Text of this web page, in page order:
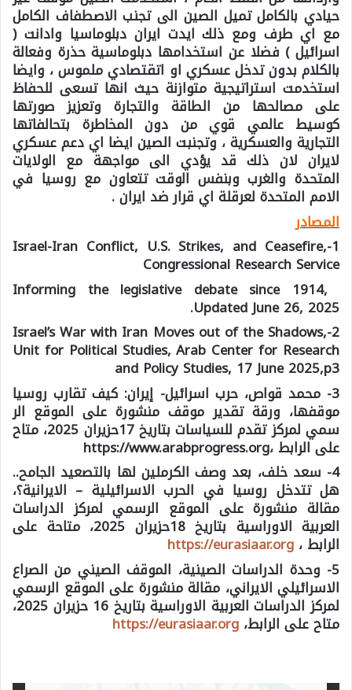
حيادي بالكامل تميل الصين الى تجنب الاصطفاف الكامل
مع اي طرف ومع ذلك ايدت ايران دبلوماسيا وادانت (
اسرائيل ) فضلا عن استخدامها دبلوماسية حذرة وفعالة
بالكلام بدون تدخل عسكري او اتقتصادي ملموس ، وايضا
استخدمت استراتيجية متوازنة حيث انها تسعى للحفاظ
على مصالحها من الطاقة والتجارة وتعزيز صورتها
كوسيط عالمي قوي من دون المخاطرة بتحالفاتها
التجارية والعسكرية ، وتجنبت الصين ايضا اي دعم عسكري
لايران لان ذلك قد يؤدي الى مواجهة مع الولايات
المتحدة والغرب وبنفس الوقت تتعاون مع روسيا في
الامم المتحدة لعرقلة اي قرار ضد ايران .
المصادر
1-Israel-Iran Conflict, U.S. Strikes, and Ceasefire,
Congressional Research Service
Informing the legislative debate since 1914,
Updated June 26, 2025.
2-Israel’s War with Iran Moves out of the Shadows,
Unit for Political Studies, Arab Center for Research
and Policy Studies, 17 June 2025,p3
3- محمد قواص، حرب اسرائيل- إيران: كيف تقارب روسيا
موقفها، ورقة تقدير موقف منشورة على الموقع الر
سمي لمركز تقدم للسياسات بتاريخ 17حزيران 2025، متاح
على الرابط ،https://www.arabprogress.org
4- سعد خلف، بعد وصف الكرملين لها بالتصعيد الجامح..
هل تتدخل روسيا في الحرب الاسرائيلية – الايرانية؟،
مقالة منشورة على الموقع الرسمي لمركز الدراسات
العربية الاوراسية بتاريخ 18حزيران 2025، متاحة على
الرابط ، https://eurasiaar.org
5- وحدة الدراسات الصينية، الموقف الصيني من الصراع
الاسرائيلي الايراني، مقالة منشورة على الموقع الرسمي
لمركز الدراسات العربية الاوراسية بتاريخ 16 حزيران 2025،
متاح على الرابط، https://eurasiaar.org